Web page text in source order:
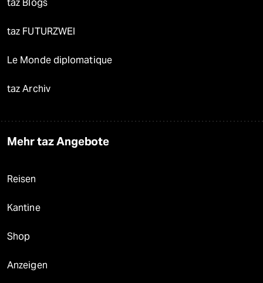
taz Blogs
taz FUTURZWEI
Le Monde diplomatique
taz Archiv
Mehr taz Angebote
Reisen
Kantine
Shop
Anzeigen